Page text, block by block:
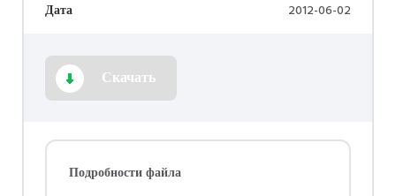
Дата 2012-06-02
Скачать
Подробности файла